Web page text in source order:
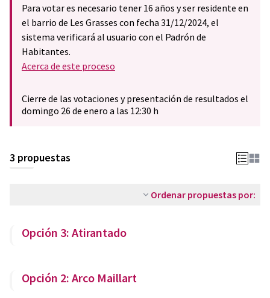
Para votar es necesario tener 16 años y ser residente en
el barrio de Les Grasses con fecha 31/12/2024, el
sistema verificará al usuario con el Padrón de
Habitantes.
Acerca de este proceso
Cierre de las votaciones y presentación de resultados el
domingo 26 de enero a las 12:30 h
3 propuestas
Ordenar propuestas por:
Opción 3: Atirantado
Opción 2: Arco Maillart